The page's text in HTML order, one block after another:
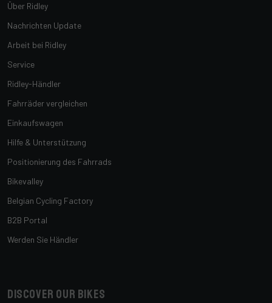
Über Ridley
Nachrichten Update
Arbeit bei Ridley
Service
Ridley-Händler
Fahrräder vergleichen
Einkaufswagen
Hilfe & Unterstützung
Positionierung des Fahrrads
Bikevalley
Belgian Cycling Factory
B2B Portal
Werden Sie Händler
Discover our bikes